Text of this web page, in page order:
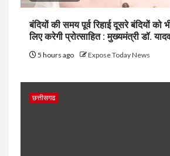
बंदियों की समय पूर्व रिहाई दूसरे बंदियों
लिए करेगी प्रोत्साहित : मुख्यमंत्री डॉ.
5 hours ago Expose Today News
छत्तीसगढ